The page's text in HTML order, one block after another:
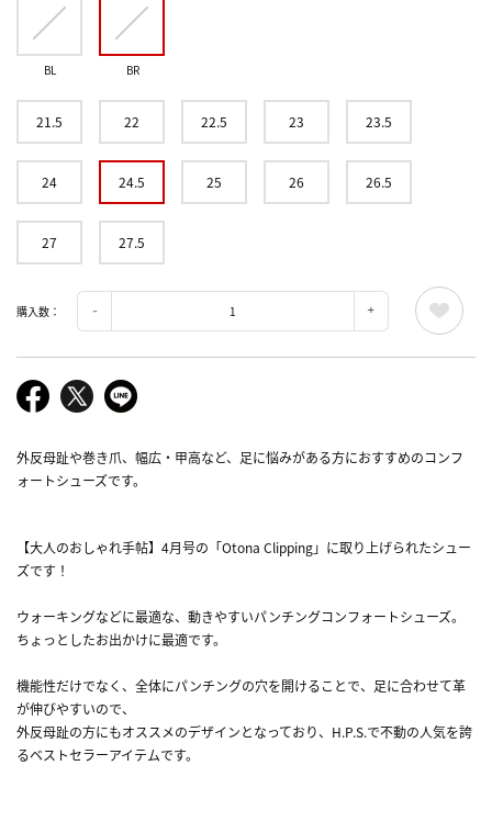
BL BR
21.5 22 22.5 23 23.5
24 24.5 25 26 26.5
27 27.5
購入数：
外反母趾や巻き爪、幅広・甲高など、足に悩みがある方におすすめのコンフ
ォートシューズです。
【大人のおしゃれ手帖】4月号の「Otona Clipping」に取り上げられたシュー
ズです！
ウォーキングなどに最適な、動きやすいパンチングコンフォートシューズ。
ちょっとしたお出かけに最適です。
機能性だけでなく、全体にパンチングの穴を開けることで、足に合わせて革
が伸びやすいので、
外反母趾の方にもオススメのデザインとなっており、H.P.S.で不動の人気を誇
るベストセラーアイテムです。